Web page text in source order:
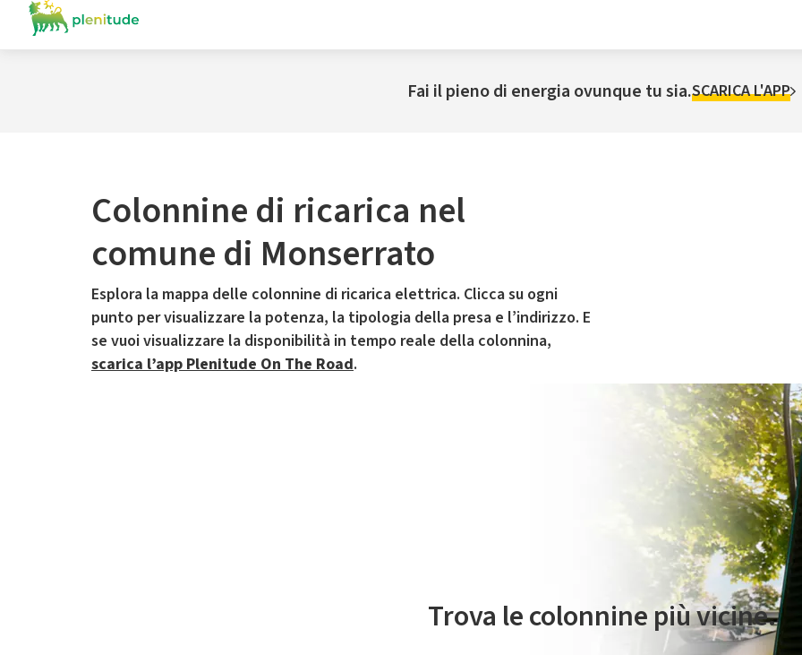
Fai il pieno di energia ovunque tu sia.SCARICA L'APP
Colonnine di ricarica nel
comune di Monserrato
Esplora la mappa delle colonnine di ricarica elettrica. Clicca su ogni
punto per visualizzare la potenza, la tipologia della presa e l’indirizzo. E
se vuoi visualizzare la disponibilità in tempo reale della colonnina,
scarica l’app Plenitude On The Road.
Il servizio di mobilità elettrica è gestito da Plenitude On The Road
Trova le colonnine più vicine.